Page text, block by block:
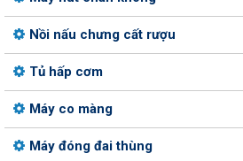
Nồi nấu chưng cất rượu
Tủ hấp cơm
Máy co màng
Máy đóng đai thùng